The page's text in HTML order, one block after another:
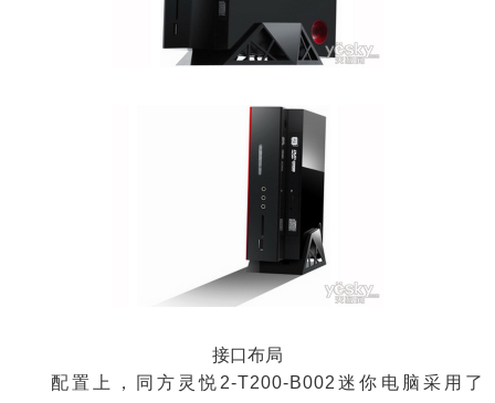
接口布局
配置上，同方灵悦2-T200-B002迷你电脑采用了